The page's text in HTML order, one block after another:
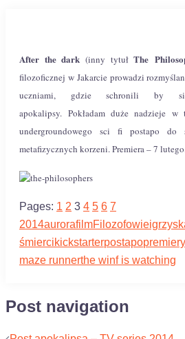
After the dark (inny tytułThe
filozoficznej w Jakarcie prowadzi
uczniami, gdzie schronili by
apokalipsy.Pokładam duże nadzieje
undergroundowego sci fi postapo do
metafizycznych korzeni. Premiera – 7
Pages: 1 2 3 4 5 6 7
2014aurorafilmFilozofowie
śmiercikickstarterpostapopremiery
maze runnerthe winf is watching
Post navigation